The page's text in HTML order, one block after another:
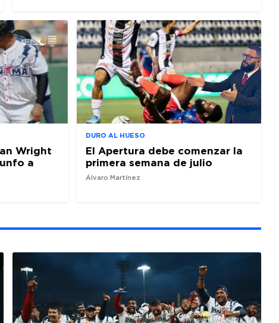
Wright
a
DURO AL HUESO
El Apertura debe comenzar la
primera semana de julio
Álvaro Martínez